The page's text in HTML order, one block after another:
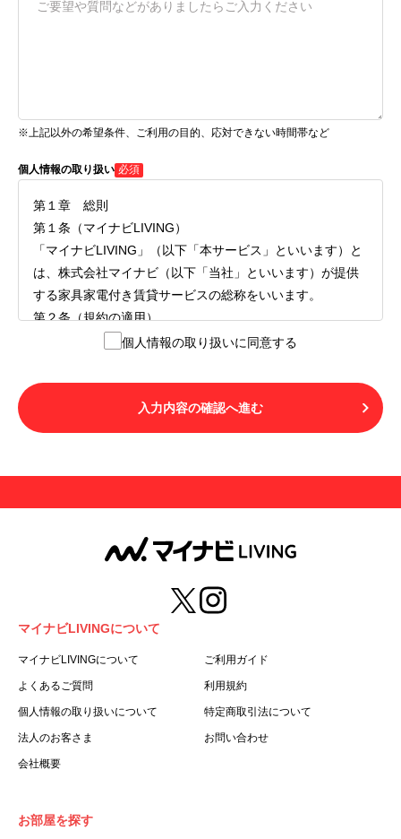
※上記以外の希望条件、ご利用の目的、応対できない時間帯など
個人情報の取り扱い 必須
第１章 総則
第１条（マイナビLIVING）
「マイナビLIVING」（以下「本サービス」といいます）と
は、株式会社マイナビ（以下「当社」といいます）が提供
する家具家電付き賃貸サービスの総称をいいます。
第２条（規約の適用）
１.本サービスを利用する者（以下「利用者」といいます）
LIVINGご契約にあたり取得する個人情報の取り扱いについ
て」の内容をすべて承諾したものとみなされます。不承諾
の意思表示は、本サービスを利用しないことをもってのみ
用することはできません。
第３条（用語の定義）
１.「本サ―ビス」とは、第１章第１条で規定する当社が運
営するマイナビLIVINGを意味します。
２.「利用者」とは、第１章第２条に規定する本サービスを
利用する個人を意味します。
３.「本サイト」とは、当社が運営する本サービスに関する
ます。
５.「会員」とは、第２章第１条に基づき会員登録が完了し
た個人を意味します。
録した情報、本サービス利用中に当社が登録を求めた情報
個人情報の取り扱いに同意する
入力内容の確認へ進む
マイナビLIVINGについて
マイナビLIVINGについて ご利用ガイド
よくあるご質問 利用規約
個人情報の取り扱いについて 特定商取引法について
法人のお客さま お問い合わせ
会社概要
お部屋を探す